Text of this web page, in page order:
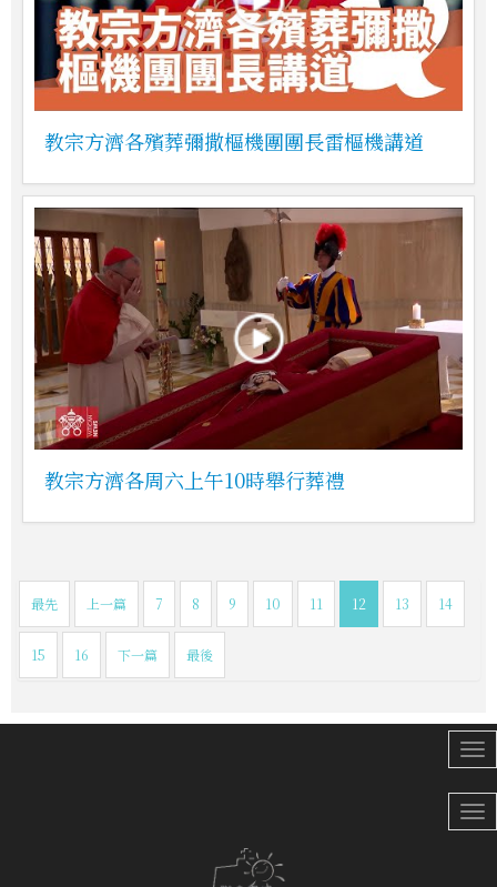
教宗方濟各殯葬彌撒樞機團團長雷樞機講道
教宗方濟各周六上午10時舉行葬禮
最先 上一篇 7 8 9 10 11 12 13 14
15 16 下一篇 最後